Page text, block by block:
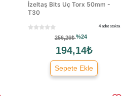
İzeltaş Bits Uç Torx 50mm -
T30
4 adet stokta
256,26₺%24
194,14₺
Sepete Ekle